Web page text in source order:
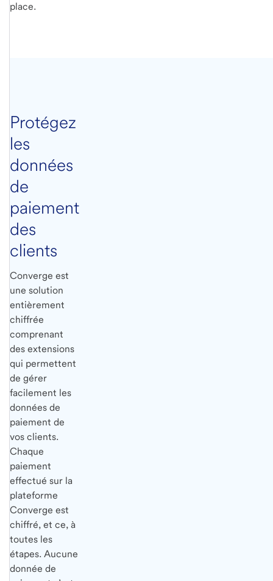
place.
Protégez
les
données
de
paiement
des
clients
Converge est
une solution
entièrement
chiffrée
comprenant
des extensions
qui permettent
de gérer
facilement les
données de
paiement de
vos clients.
Chaque
paiement
effectué sur la
plateforme
Converge est
chiffré, et ce, à
toutes les
étapes. Aucune
donnée de